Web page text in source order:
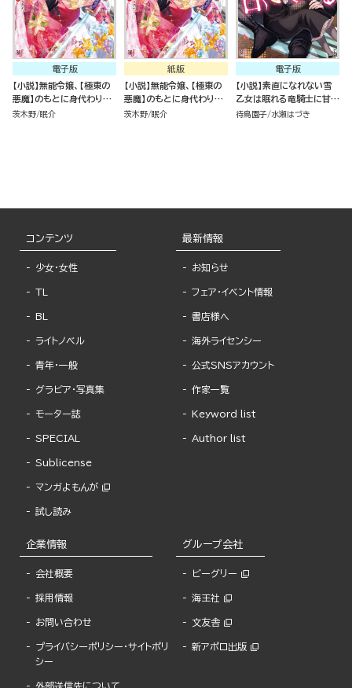
電子版
【小説】無能令嬢、【極東の
悪魔】のもとに身代わりで
嫁ぐ ～「妹の代わりに死ん
茨木野 眠介
紙版
【小説】無能令嬢、【極東の
悪魔】のもとに身代わりで
嫁ぐ ～「妹の代わりに死ん
茨木野 眠介
電子版
【小説】素直になれない雪
乙女は眠れる竜騎士に甘く
とかされる
待鳥園子 水瀬はづき
コンテンツ
少女・女性
TL
BL
ライトノベル
青年・一般
グラビア・写真集
モーター誌
SPECIAL
Sublicense
マンガよもんが
試し読み
最新情報
お知らせ
フェア・イベント情報
書店様へ
海外ライセンシー
公式SNSアカウント
作家一覧
Keyword list
Author list
企業情報
会社概要
採用情報
お問い合わせ
プライバシーポリシー・サイトポリ
シー
外部送信先について
グループ会社
ビーグリー
海王社
文友舎
新アポロ出版